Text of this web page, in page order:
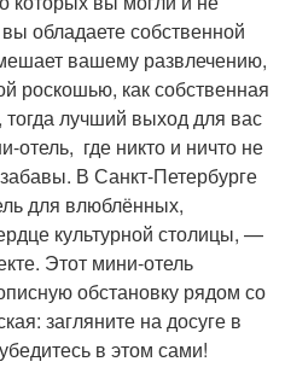
обладаете собственной
вашему развлечению,
роскошью, как собственная
лучший выход для вас
отель, где никто и ничто не
В Санкт-Петербурге
для влюблённых,
культурной столицы, —
Этот мини-отель
обстановку рядом со
загляните на досуге в
в этом сами!